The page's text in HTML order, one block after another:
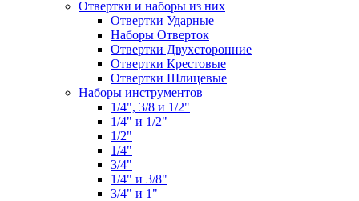
Отвертки и наборы из них
Отвертки Ударные
Наборы Отверток
Отвертки Двухсторонние
Отвертки Крестовые
Отвертки Шлицевые
Наборы инструментов
1/4", 3/8 и 1/2"
1/4" и 1/2"
1/2"
1/4"
3/4"
1/4" и 3/8"
3/4" и 1"